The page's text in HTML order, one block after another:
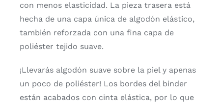
con menos elasticidad. La pieza trasera está
hecha de una capa única de algodón elástico,
también reforzada con una fina capa de
poliéster tejido suave.
¡Llevarás algodón suave sobre la piel y apenas
un poco de poliéster! Los bordes del binder
están acabados con cinta elástica, por lo que